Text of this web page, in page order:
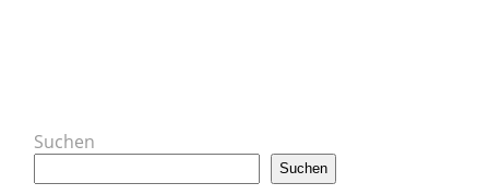
Suchen
Suchen